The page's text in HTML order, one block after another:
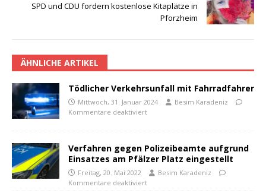
SPD und CDU fordern kostenlose Kitaplätze in
Pforzheim
ÄHNLICHE ARTIKEL
Tödlicher Verkehrsunfall mit Fahrradfahrer
Mittwoch, 31. Januar 2024
Besim Karadeniz
Kommentare deaktiviert
Verfahren gegen Polizeibeamte aufgrund
Einsatzes am Pfälzer Platz eingestellt
Freitag, 20. Mai 2022
Besim Karadeniz
Kommentare deaktiviert